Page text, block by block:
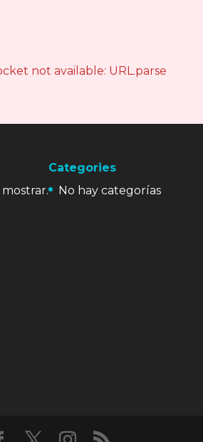
not available: URL.parse is
Categories
No hay categorías